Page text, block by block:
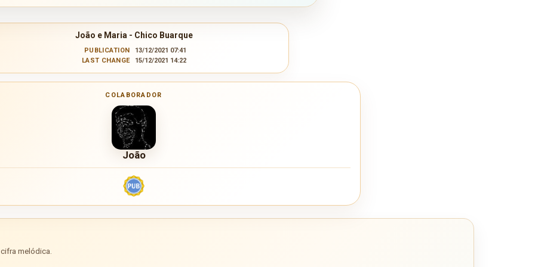
João e Maria - Chico Buarque
PUBLICATION
13/12/2021 07:41
LAST CHANGE
15/12/2021 14:22
COLABORADOR
João
melódica.